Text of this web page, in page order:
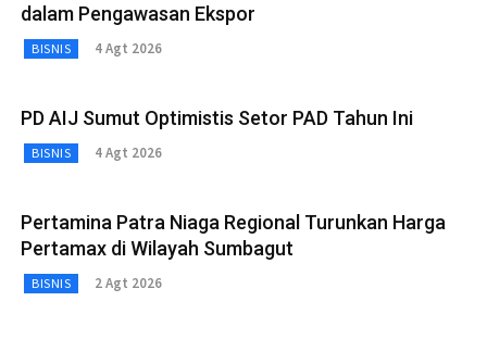
dalam Pengawasan Ekspor
BISNIS 4 Agt 2026
PD AIJ Sumut Optimistis Setor PAD Tahun Ini
BISNIS 4 Agt 2026
Pertamina Patra Niaga Regional Turunkan Harga
Pertamax di Wilayah Sumbagut
BISNIS 2 Agt 2026